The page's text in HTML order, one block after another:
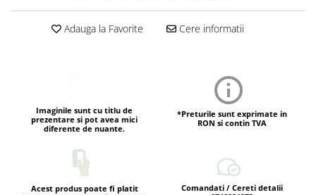
Adauga la Favorite Cere informatii
Imaginile sunt cu titlu de
prezentare si pot avea mici
diferente de nuante.
*Preturile sunt exprimate in
RON si contin TVA
Acest produs poate fi platit
Comandati / Cereti detalii